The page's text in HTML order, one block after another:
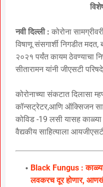
नवी दिल्ली : कोरोना
विषाणू संसगार्शी निगडीत
२०२१ पर्यंत कायम ठेवण्याचा
सीतारामन यांनी जीएसटी
कोरोनाच्या संकटात दिलासा
कॉन्सट्रेटर,आणि ऑक्सिजन
कोविड -19 लसी यासह
वैद्यकीय साहित्याला
Black Fungus :
लवकरच दूर होणार, आणखी